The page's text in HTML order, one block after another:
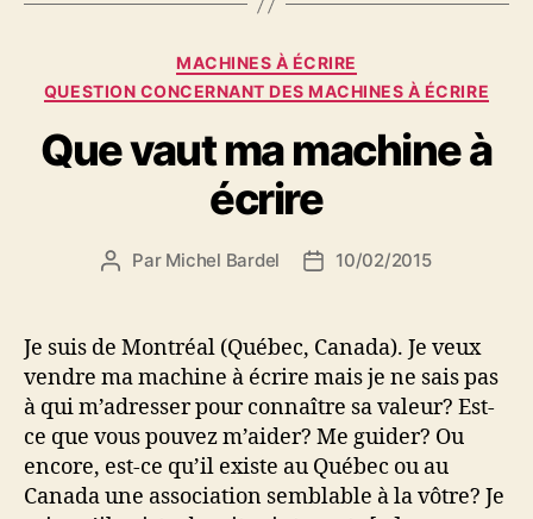
Catégories
MACHINES À ÉCRIRE
QUESTION CONCERNANT DES MACHINES À ÉCRIRE
Que vaut ma machine à
écrire
Auteur
Par Michel Bardel
Date10/02/2015
Je suis de Montréal (Québec, Canada). Je veux
vendre ma machine à écrire mais je ne sais pas
à qui m’adresser pour connaître sa valeur? Est-
ce que vous pouvez m’aider? Me guider? Ou
encore, est-ce qu’il existe au Québec ou au
Canada une association semblable à la vôtre? Je